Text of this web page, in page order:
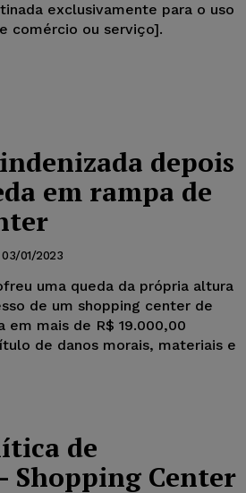
exclusivamente para o uso
comércio ou serviço].
depois
em rampa de
03/01/2023
uma queda da própria altura
de um shopping center de
em mais de R$ 19.000,00
de danos morais, materiais e
de
Shopping Center